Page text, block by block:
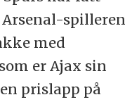
spilleren
med
er Ajax sin
prislapp på